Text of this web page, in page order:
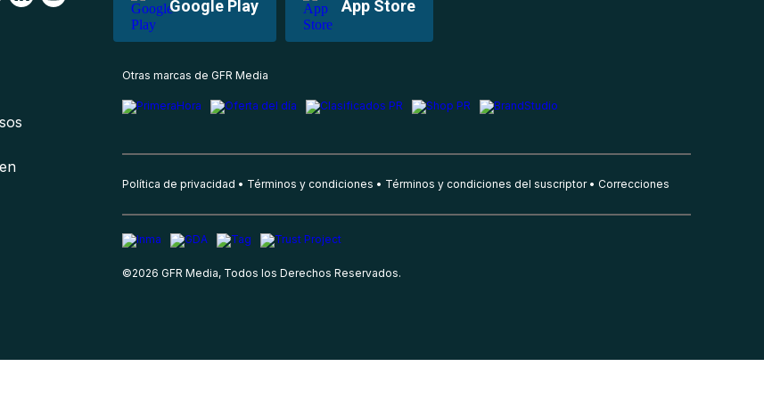
Google Play App Store
Otras marcas de GFR Media
Política de privacidad Términos y condiciones Términos y condiciones del suscriptor Correcciones
©2026 GFR Media, Todos los Derechos Reservados.